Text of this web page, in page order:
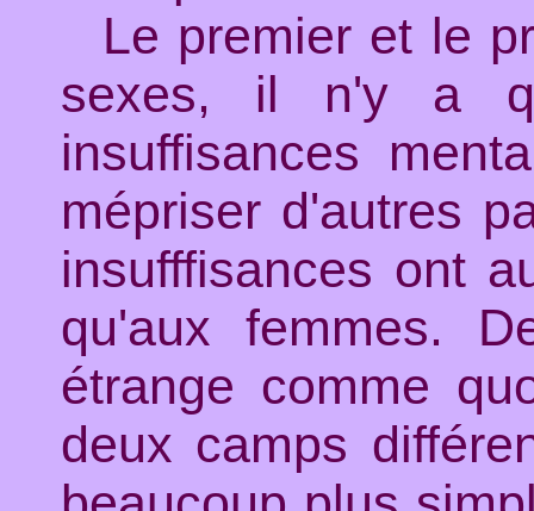
Le premier et le
sexes, il n'y a
insuffisances
mépriser d'autres
insufffisances ont
qu'aux femmes.
étrange comme
deux camps